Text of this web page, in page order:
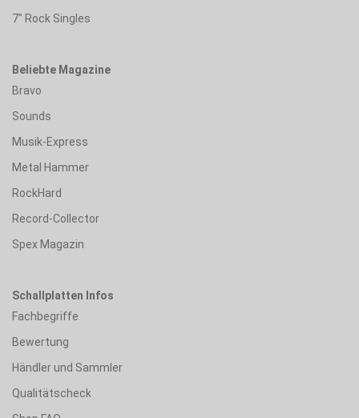
7" Rock Singles
Beliebte Magazine
Bravo
Sounds
Musik-Express
Metal Hammer
RockHard
Record-Collector
Spex Magazin
Schallplatten Infos
Fachbegriffe
Bewertung
Händler und Sammler
Qualitätscheck